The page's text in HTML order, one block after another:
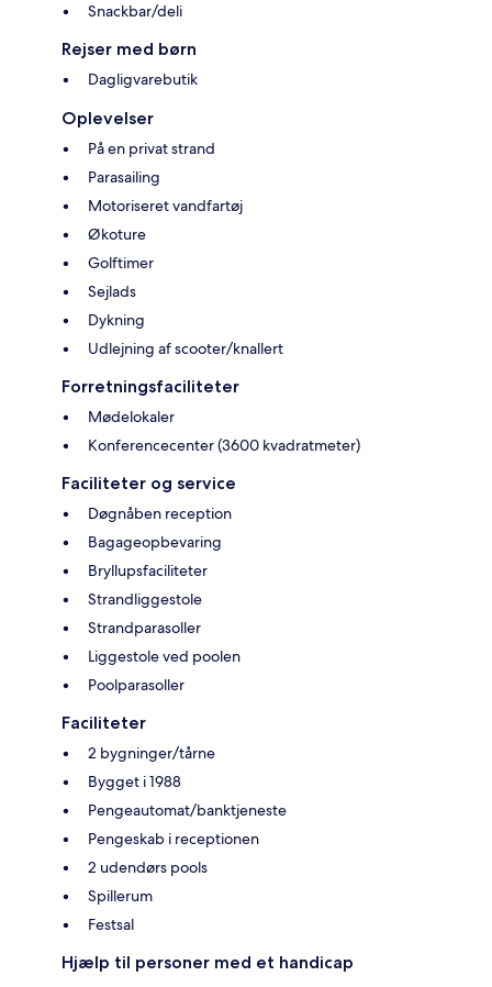
Snackbar/deli
Rejser med børn
Dagligvarebutik
Oplevelser
På en privat strand
Parasailing
Motoriseret vandfartøj
Økoture
Golftimer
Sejlads
Dykning
Udlejning af scooter/knallert
Forretningsfaciliteter
Mødelokaler
Konferencecenter (3600 kvadratmeter)
Faciliteter og service
Døgnåben reception
Bagageopbevaring
Bryllupsfaciliteter
Strandliggestole
Strandparasoller
Liggestole ved poolen
Poolparasoller
Faciliteter
2 bygninger/tårne
Bygget i 1988
Pengeautomat/banktjeneste
Pengeskab i receptionen
2 udendørs pools
Spillerum
Festsal
Hjælp til personer med et handicap